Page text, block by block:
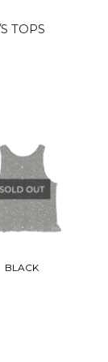
TOPS
BLACK